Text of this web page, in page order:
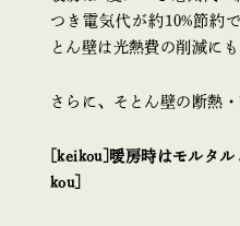
つき電気代が約10%節約
とん壁は光熱費の削減にも
さらに、そとん壁の断熱
[keikou]暖房時はモルタ
kou]